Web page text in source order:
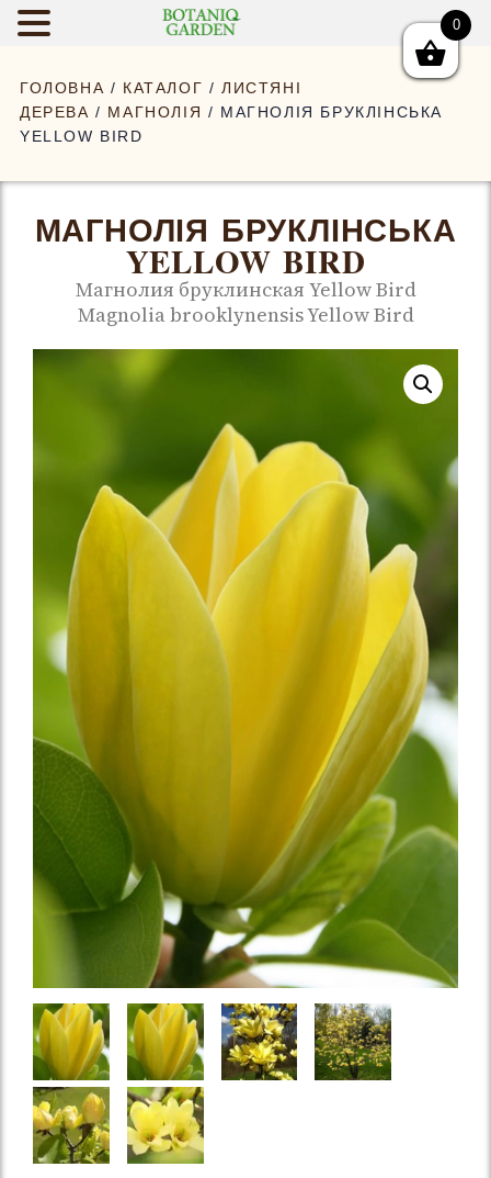
ГОЛОВНА / КАТАЛОГ /ЛИСТЯНІ
ДЕРЕВА / МАГНОЛІЯ / МАГНОЛІЯ БРУКЛІНСЬКА
YELLOW BIRD
МАГНОЛІЯ БРУКЛІНСЬКА
YELLOW BIRD
Магнолия бруклинская Yellow Bird
Magnolia brooklynensis Yellow Bird
0